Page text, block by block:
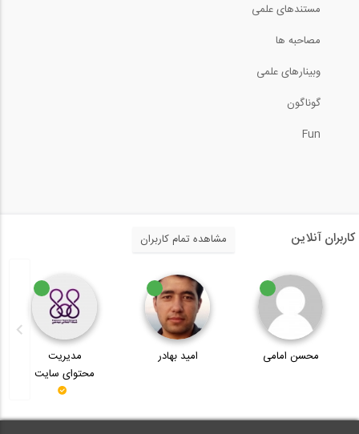
3:33
2:53
جوشکاری افقی در قطعه با موقعیت عمودی
بخش اول سخنرانی پروفسور هشاش در مورد...
مستندهای علمی
مصاحبه ها
وبینارهای علمی
گوناگون
Fun
کاربران آنلاین مشاهده تمام کاربران
محسن امامی امید بهادر
مدیریت
محتوای سایت